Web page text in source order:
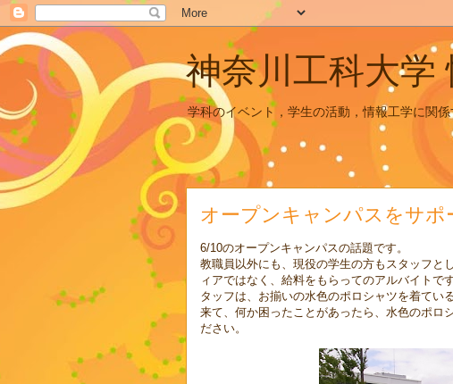
神奈川工科大学
学科のイベント，学生の活動，情報工学に関
オープンキャンパスをサポ
6/10のオープンキャンパスの話題です。
教職員以外にも、現役の学生の方もスタッフと
ィアではなく、給料をもらってのアルバイトで
タッフは、お揃いの水色のポロシャツを着てい
来て、何か困ったことがあったら、水色のポロ
ださい。